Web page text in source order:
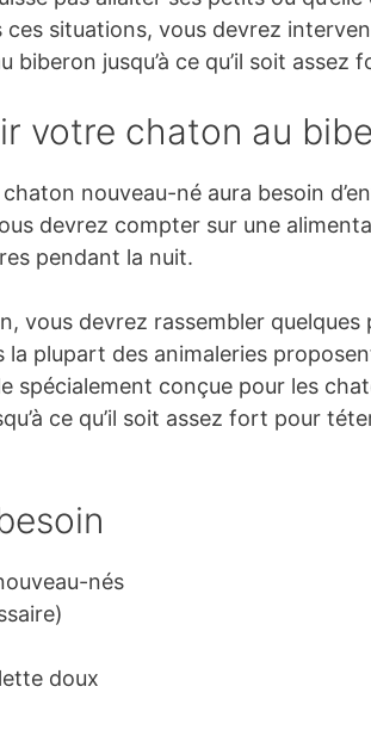
ces situations, vous devrez
biberon jusqu’à ce qu’il soit
votre chaton au
nouveau-né aura besoin
devrez compter sur une
pendant la nuit.
vous devrez rassembler
plupart des animaleries
spécialement conçue pour les
ce qu’il soit assez fort pour
nés
doux